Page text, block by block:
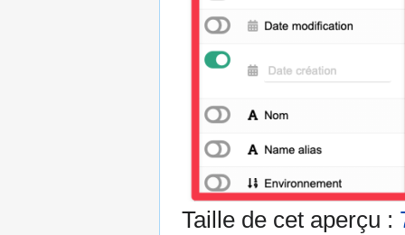
Taille de cet aperçu :